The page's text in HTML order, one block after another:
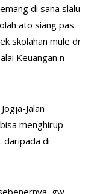
di sana slalu
ato siang pas
skolahan mule dr
Keuangan n
Jalan
menghirup
daripada di
gw